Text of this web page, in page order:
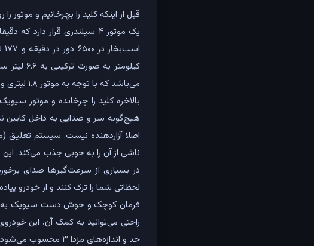
قبل از اینکه کلید را بچرخانیم و
می‌باشد که با توجه به موتور ۱.۸ لیتری و وزن ۱۲۴۲ کیلوگرمی شتاب خوبی محسوب می‌شود.
بالاخره کلید را چرخانده و موتور
هیچ‌گونه سر و صدایی به داخل کابین
اصلا آزاردهنده نیست. سیستم تعلیق
در بسیاری از سرعت‌گیرها صدای
لحظاتی شما را ترک کنند و از خودرو
فرمان کوچک و خوش دست سیویک به
حد و اندازه‌های مزدا ۳ محسوب می‌شود.